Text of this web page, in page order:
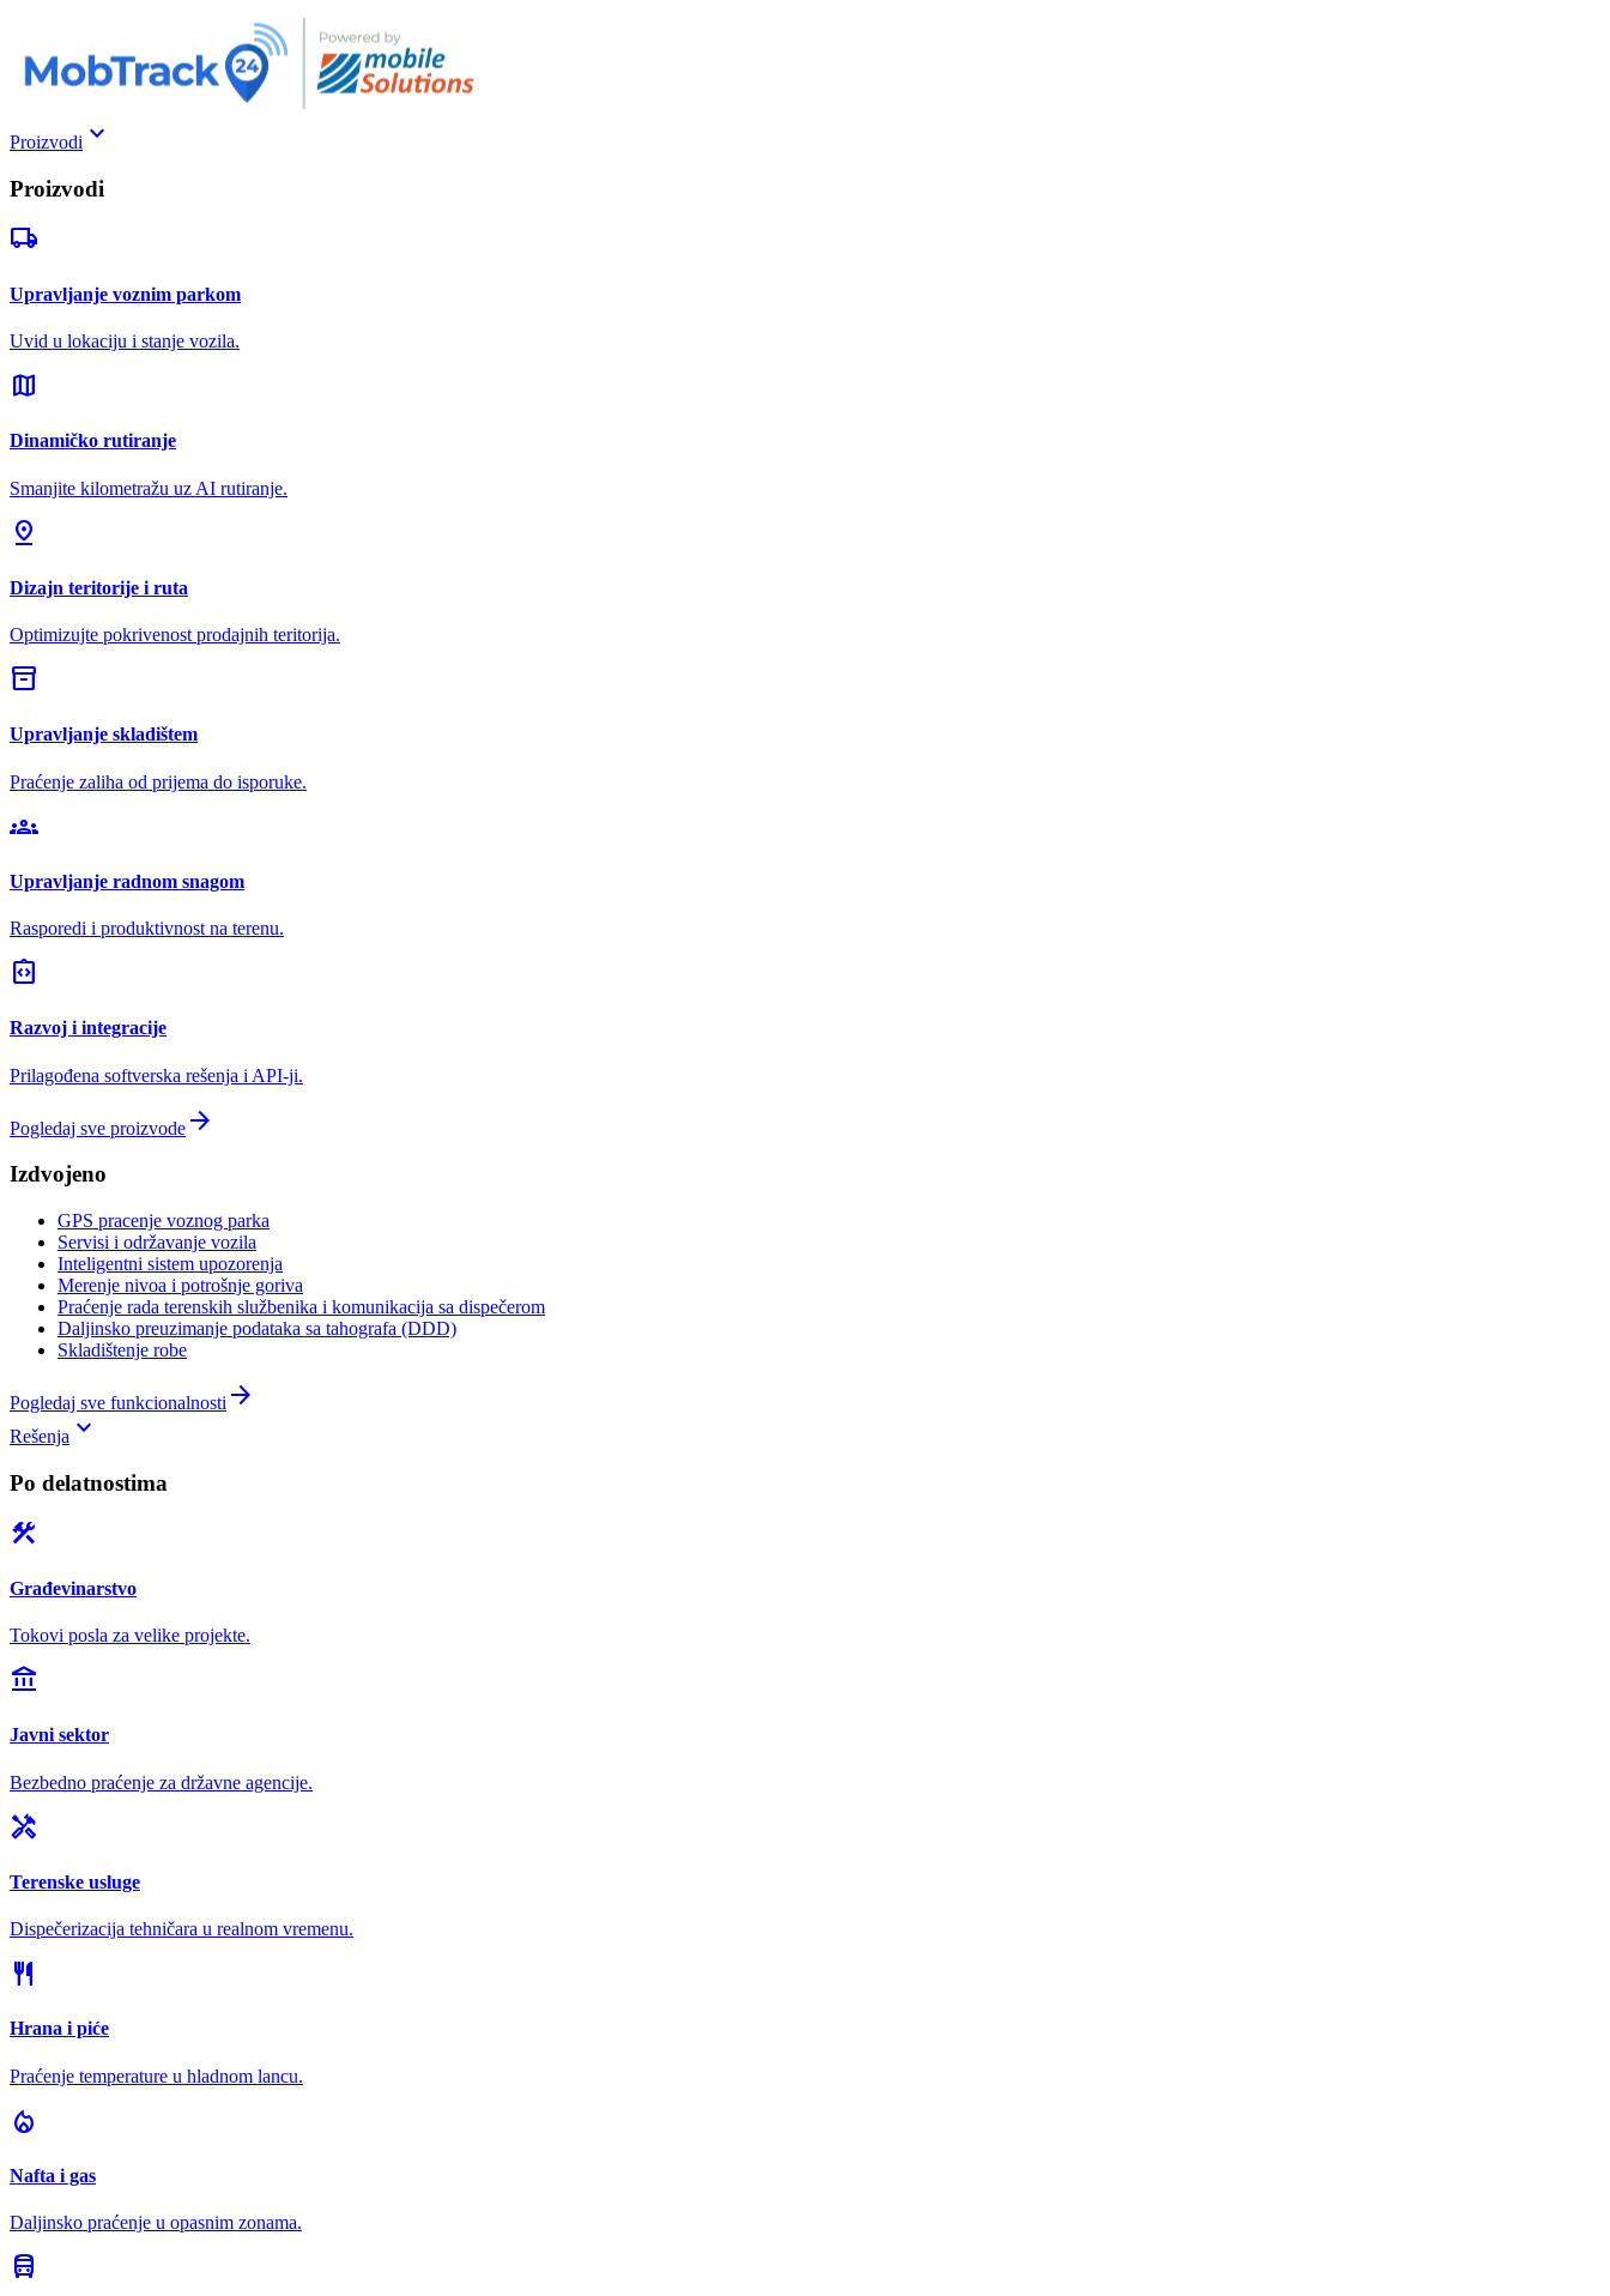
Proizvodi keyboard_arrow_down
Proizvodi
local_shipping
Upravljanje voznim parkom
Uvid u lokaciju i stanje vozila.
map
Dinamičko rutiranje
Smanjite kilometražu uz AI rutiranje.
pin_drop
Dizajn teritorije i ruta
Optimizujte pokrivenost prodajnih teritorija.
inventory_2
Upravljanje skladištem
Praćenje zaliha od prijema do isporuke.
groups
Upravljanje radnom snagom
Rasporedi i produktivnost na terenu.
integration_instructions
Razvoj i integracije
Prilagođena softverska rešenja i API-ji.
Pogledaj sve proizvode arrow_forward
Izdvojeno
GPS pracenje voznog parka
Servisi i održavanje vozila
Inteligentni sistem upozorenja
Merenje nivoa i potrošnje goriva
Praćenje rada terenskih službenika i komunikacija sa dispečerom
Daljinsko preuzimanje podataka sa tahografa (DDD)
Skladištenje robe
Pogledaj sve funkcionalnosti arrow_forward
Rešenja keyboard_arrow_down
Po delatnostima
construction
Građevinarstvo
Tokovi posla za velike projekte.
account_balance
Javni sektor
Bezbedno praćenje za državne agencije.
handyman
Terenske usluge
Dispečerizacija tehničara u realnom vremenu.
restaurant
Hrana i piće
Praćenje temperature u hladnom lancu.
local_fire_department
Nafta i gas
Daljinsko praćenje u opasnim zonama.
directions_bus